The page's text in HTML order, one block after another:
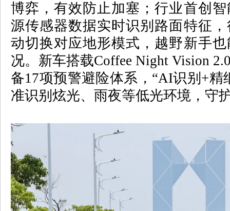
博弈，有效防止加塞；行业首创
源传感器数据实时识别路面特征
动切换对应地形模式，越野新手
况。新车搭载Coffee Night Vision
备17项预警避险体系， “AI识别 +精
准识别炫光、雨夜等低光环境，守